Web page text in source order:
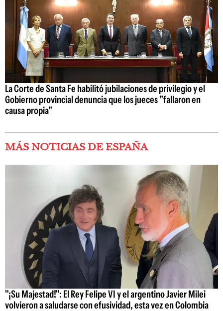
La Corte de Santa Fe habilitó jubilaciones de privilegio y el
Gobierno provincial denuncia que los jueces "fallaron en
causa propia"
MÁS NOTICIAS DE ESPAÑA
"¡Su Majestad!": El Rey Felipe VI y el argentino Javier Milei
volvieron a saludarse con efusividad, esta vez en Colombia